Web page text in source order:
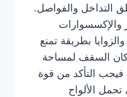
التداخل والفواصل.
والإكسسوارات
بطريقة تمنع
كان السقف لمساحة
فيجب التأكد من قوة
تحمل الألواح